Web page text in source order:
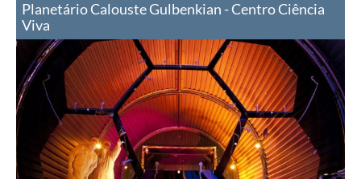
Planetário Calouste Gulbenkian - Centro Ciência
Viva